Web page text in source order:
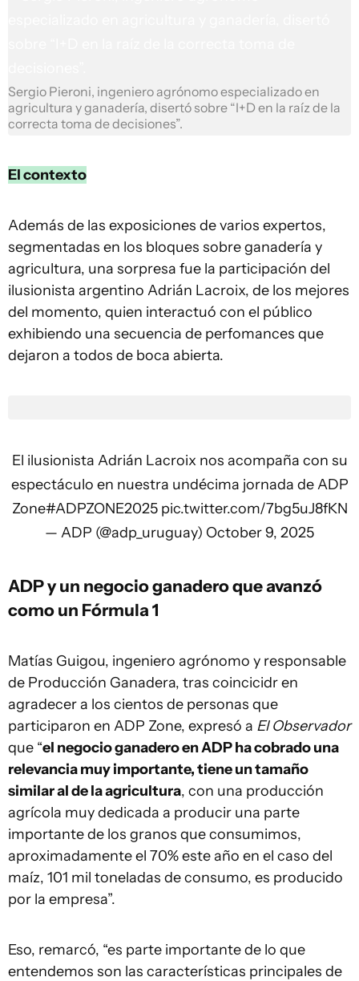
Sergio Pieroni, ingeniero agrónomo especializado en
agricultura y ganadería, disertó sobre “I+D en la raíz de la
correcta toma de decisiones”.
El contexto
Además de las exposiciones de varios expertos,
segmentadas en los bloques sobre ganadería y
agricultura, una sorpresa fue la participación del
ilusionista argentino Adrián Lacroix, de los mejores
del momento, quien interactuó con el público
exhibiendo una secuencia de perfomances que
dejaron a todos de boca abierta.
El ilusionista Adrián Lacroix nos acompaña con su
espectáculo en nuestra undécima jornada de ADP
Zone#ADPZONE2025 pic.twitter.com/7bg5uJ8fKN
— ADP (@adp_uruguay) October 9, 2025
ADP y un negocio ganadero que avanzó
como un Fórmula 1
Matías Guigou, ingeniero agrónomo y responsable
de Producción Ganadera, tras coincicidr en
agradecer a los cientos de personas que
participaron en ADP Zone, expresó a El Observador
que “el negocio ganadero en ADP ha cobrado una
relevancia muy importante, tiene un tamaño
similar al de la agricultura, con una producción
agrícola muy dedicada a producir una parte
importante de los granos que consumimos,
aproximadamente el 70% este año en el caso del
maíz, 101 mil toneladas de consumo, es producido
por la empresa”.
Eso, remarcó, “es parte importante de lo que
entendemos son las características principales de